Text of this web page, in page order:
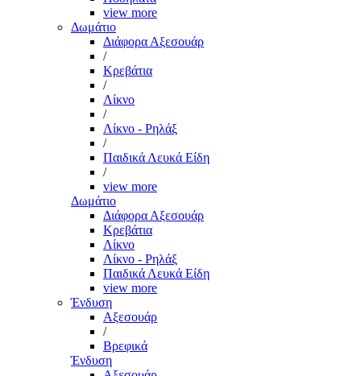
view more
Δωμάτιο
Διάφορα Αξεσουάρ
/
Κρεβάτια
/
Λίκνο
/
Λίκνο - Ρηλάξ
/
Παιδικά Λευκά Είδη
/
view more
Δωμάτιο
Διάφορα Αξεσουάρ
Κρεβάτια
Λίκνο
Λίκνο - Ρηλάξ
Παιδικά Λευκά Είδη
view more
Ένδυση
Αξεσουάρ
/
Βρεφικά
Ένδυση